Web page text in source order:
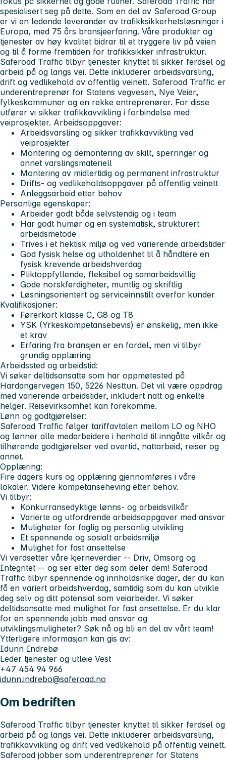
spesialisert seg på dette. Som en del av Saferoad Group
er vi en ledende leverandør av trafikksikkerhetsløsninger i
Europa, med 75 års bransjeerfaring. Våre produkter og
tjenester av høy kvalitet bidrar til et tryggere liv på veien
og til å forme fremtiden for trafikksikker infrastruktur.
Saferoad Traffic tilbyr tjenester knyttet til sikker ferdsel og
arbeid på og langs vei. Dette inkluderer arbeidsvarsling,
drift og vedlikehold av offentlig veinett. Saferoad Traffic er
underentreprenør for Statens vegvesen, Nye Veier,
fylkeskommuner og en rekke entreprenører. For disse
utfører vi sikker trafikkavvikling i forbindelse med
veiprosjekter. Arbeidsoppgaver:
Arbeidsvarsling og sikker trafikkavvikling ved
veiprosjekter
Montering og demontering av skilt, sperringer og
annet varslingsmateriell
Montering av midlertidig og permanent infrastruktur
Drifts- og vedlikeholdsoppgaver på offentlig veinett
Anleggsarbeid etter behov
Personlige egenskaper:
Arbeider godt både selvstendig og i team
Har godt humør og en systematisk, strukturert
arbeidsmetode
Trives i et hektisk miljø og ved varierende arbeidstider
God fysisk helse og utholdenhet til å håndtere en
fysisk krevende arbeidshverdag
Pliktoppfyllende, fleksibel og samarbeidsvillig
Gode norskferdigheter, muntlig og skriftlig
Løsningsorientert og serviceinnstilt overfor kunder
Kvalifikasjoner:
Førerkort klasse C, G8 og T8
YSK (Yrkeskompetansebevis) er ønskelig, men ikke
et krav
Erfaring fra bransjen er en fordel, men vi tilbyr
grundig opplæring
Arbeidssted og arbeidstid:
Vi søker deltidsansatte som har oppmøtested på
Hardangervegen 150, 5226 Nesttun. Det vil være oppdrag
med varierende arbeidstider, inkludert natt og enkelte
helger. Reisevirksomhet kan forekomme.
Lønn og godtgjørelser:
Saferoad Traffic følger tariffavtalen mellom LO og NHO
og lønner alle medarbeidere i henhold til inngåtte vilkår og
tilhørende godtgjørelser ved overtid, nattarbeid, reiser og
annet.
Opplæring:
Fire dagers kurs og opplæring gjennomføres i våre
lokaler. Videre kompetanseheving etter behov.
Vi tilbyr:
Konkurransedyktige lønns- og arbeidsvilkår
Varierte og utfordrende arbeidsoppgaver med ansvar
Muligheter for faglig og personlig utvikling
Et spennende og sosialt arbeidsmiljø
Mulighet for fast ansettelse
Vi verdsetter våre kjerneverdier -- Driv, Omsorg og
Integritet -- og ser etter deg som deler dem! Saferoad
Traffic tilbyr spennende og innholdsrike dager, der du kan
få en variert arbeidshverdag, samtidig som du kan utvikle
deg selv og ditt potensial som veiarbeider. Vi søker
deltidsansatte med mulighet for fast ansettelse. Er du klar
for en spennende jobb med ansvar og
utviklingsmuligheter? Søk nå og bli en del av vårt team!
Ytterligere informasjon kan gis av:
Idunn Indrebø
Leder tjenester og utleie Vest
+47 454 94 966
idunn.indrebo@saferoad.no
Om bedriften
Saferoad Traffic tilbyr tjenester knyttet til sikker ferdsel og
arbeid på og langs vei. Dette inkluderer arbeidsvarsling,
trafikkavvikling og drift ved vedlikehold på offentlig veinett.
Saferoad jobber som underentreprenør for Statens